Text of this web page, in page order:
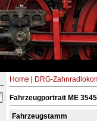
Home DRG-
Fahrzeugportrait ME 3545
Fahrzeugstamm